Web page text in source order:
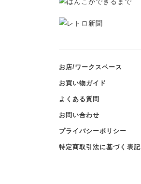
お店/ワークスペース
お買い物ガイド
よくある質問
お問い合わせ
プライバシーポリシー
特定商取引法に基づく表記